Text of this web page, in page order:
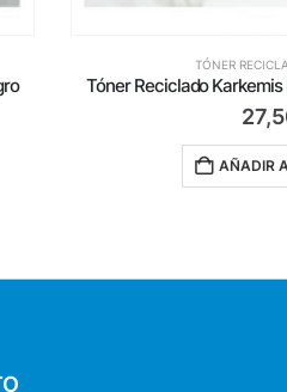
TÓNER
Tóner Reciclado
AÑADIR